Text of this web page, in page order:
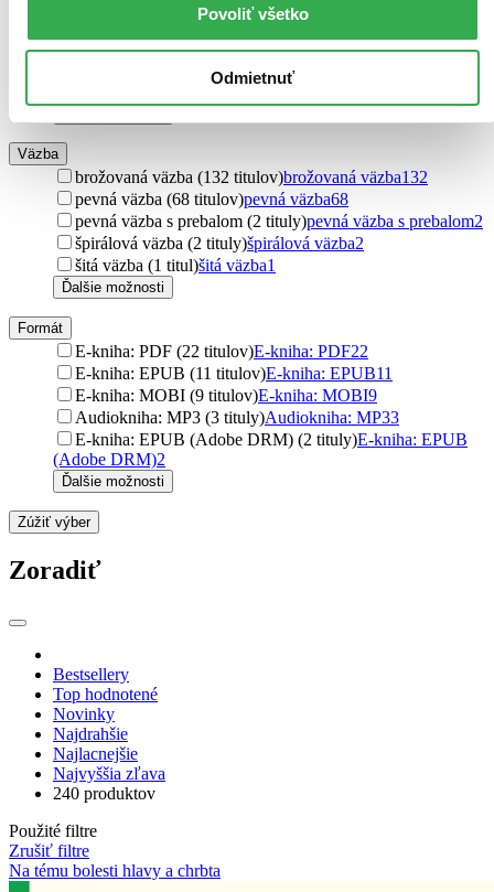
Povoliť všetko
Odmietnuť
MUDr. Elena Ďurišová-AKU-HOMEO (3 tituly)
Elena Ďurišová-AKU-HOMEO3
Adela (3 tituly)Adela3
XYZ2
Väzba
brožovaná väzba (132 titulov)brožovaná väzba132
pevná väzba (68 titulov)pevná väzba68
pevná väzba s prebalom (2 tituly)pevná väzba s prebalom2
špirálová väzba (2 tituly)špirálová väzba2
šitá väzba (1 titul)šitá väzba1
Ďalšie možnosti
Formát
E-kniha: PDF (22 titulov)E-kniha: PDF22
E-kniha: EPUB (11 titulov)E-kniha: EPUB11
E-kniha: MOBI (9 titulov)E-kniha: MOBI9
Audiokniha: MP3 (3 tituly)Audiokniha: MP33
E-kniha: EPUB (Adobe DRM) (2 tituly)E-kniha: EPUB
(Adobe DRM)2
Ďalšie možnosti
Zúžiť výber
Zoradiť
Bestsellery
Top hodnotené
Novinky
Najdrahšie
Najlacnejšie
Najvyššia zľava
240 produktov
Použité filtre
Zrušiť filtre
Na tému bolesti hlavy a chrbta